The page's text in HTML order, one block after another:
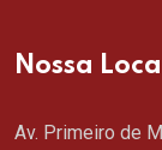
Nossa
Av. Primeiro de